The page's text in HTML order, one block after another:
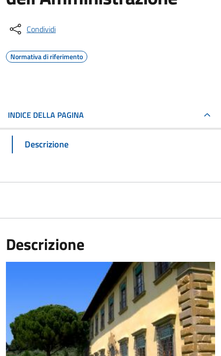
Condividi
Normativa di riferimento
INDICE DELLA PAGINA
Descrizione
Descrizione